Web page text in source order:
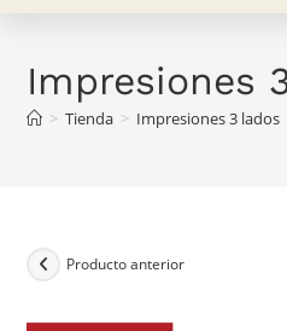
Impresiones
> Tienda > Impresiones 3 lados
Producto anterior